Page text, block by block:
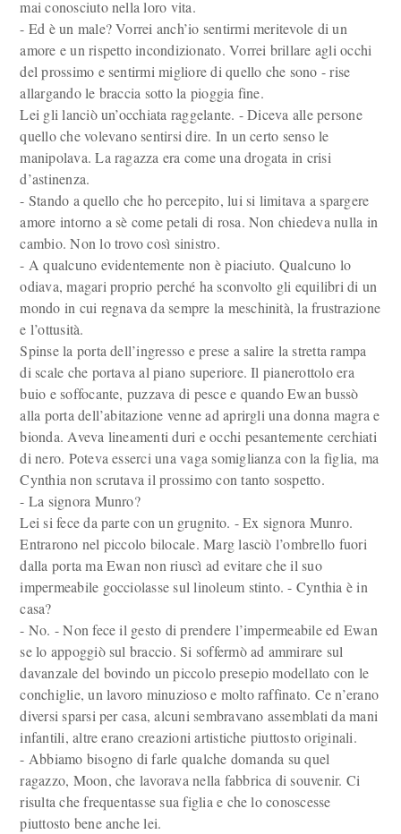
mai conosciuto nella loro vita.
- Ed è un male? Vorrei anch’io sentirmi meritevole di un
amore e un rispetto incondizionato. Vorrei brillare agli occhi
del prossimo e sentirmi migliore di quello che sono - rise
allargando le braccia sotto la pioggia fine.
Lei gli lanciò un’occhiata raggelante. - Diceva alle persone
quello che volevano sentirsi dire. In un certo senso le
manipolava. La ragazza era come una drogata in crisi
d’astinenza.
- Stando a quello che ho percepito, lui si limitava a spargere
amore intorno a sè come petali di rosa. Non chiedeva nulla in
cambio. Non lo trovo così sinistro.
- A qualcuno evidentemente non è piaciuto. Qualcuno lo
odiava, magari proprio perché ha sconvolto gli equilibri di un
mondo in cui regnava da sempre la meschinità, la frustrazione
e l’ottusità.
Spinse la porta dell’ingresso e prese a salire la stretta rampa
di scale che portava al piano superiore. Il pianerottolo era
buio e soffocante, puzzava di pesce e quando Ewan bussò
alla porta dell’abitazione venne ad aprirgli una donna magra e
bionda. Aveva lineamenti duri e occhi pesantemente cerchiati
di nero. Poteva esserci una vaga somiglianza con la figlia, ma
Cynthia non scrutava il prossimo con tanto sospetto.
- La signora Munro?
Lei si fece da parte con un grugnito. - Ex signora Munro.
Entrarono nel piccolo bilocale. Marg lasciò l’ombrello fuori
dalla porta ma Ewan non riuscì ad evitare che il suo
impermeabile gocciolasse sul linoleum stinto. - Cynthia è in
casa?
- No. - Non fece il gesto di prendere l’impermeabile ed Ewan
se lo appoggiò sul braccio. Si soffermò ad ammirare sul
davanzale del bovindo un piccolo presepio modellato con le
conchiglie, un lavoro minuzioso e molto raffinato. Ce n’erano
diversi sparsi per casa, alcuni sembravano assemblati da mani
infantili, altre erano creazioni artistiche piuttosto originali.
- Abbiamo bisogno di farle qualche domanda su quel
ragazzo, Moon, che lavorava nella fabbrica di souvenir. Ci
risulta che frequentasse sua figlia e che lo conoscesse
piuttosto bene anche lei.